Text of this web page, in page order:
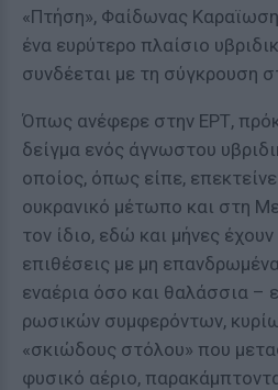
«Πτήση», Φαίδωνας
ένα ευρύτερο πλαίσιο
συνδέεται με τη σύγκρουση
Όπως ανέφερε στην ΕΡΤ,
δείγμα ενός άγνωστου
οποίος, όπως είπε,
ουκρανικό μέτωπο και στη
τον ίδιο, εδώ και μήνες
επιθέσεις με μη
εναέρια όσο και θαλάσσια –
ρωσικών συμφερόντων,
«σκιώδους στόλου» που
φυσικό αέριο,